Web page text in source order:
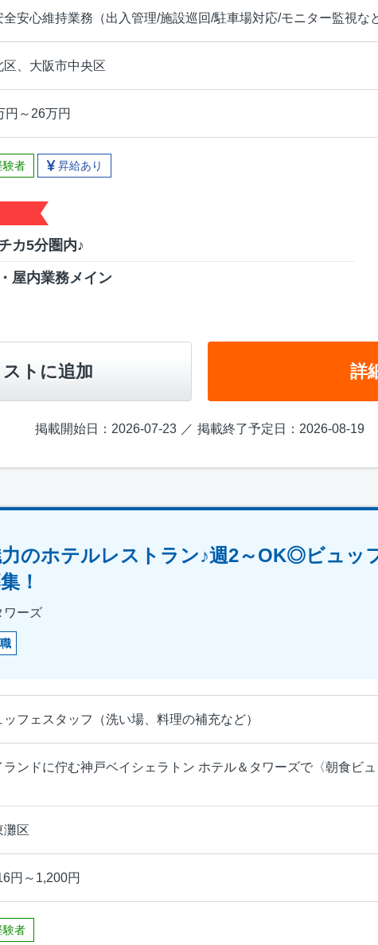
全安心維持業務（出入管理/施設巡回/駐車場対応/モニター監視な
区、大阪市中央区
円～26万円
験者 昇給あり
カ5分圏内♪
屋内業務メイン
トに追加 詳
掲載開始日：2026-07-23 掲載終了予定日：2026-08-19
のホテルレストラン♪週2～OK◎ビュッ
！
ワーズ
フェスタッフ（洗い場、料理の補充など）
ランドに佇む神戸ベイシェラトン ホテル＆タワーズで〈朝食ビ
灘区
円～1,200円
験者